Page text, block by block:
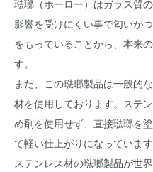
琺瑯（ホーロー）はガラス質
影響を受けにくい事で匂いが
をもっていることから、本来
す。
また、この琺瑯製品は一般的
材を使用しております。ステ
め剤を使用せず、直接琺瑯を
て軽い仕上がりになっています
ステンレス材の琺瑯製品が世